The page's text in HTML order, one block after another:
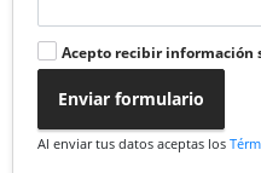
Acepto recibir
Enviar formulario
Al enviar tus datos aceptas los